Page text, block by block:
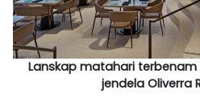
Lanskap matahari
jendela Oliverra